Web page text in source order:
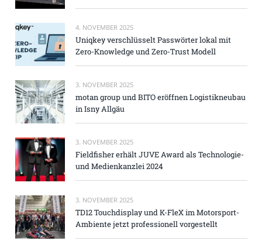
4. NOVEMBER 2025
Uniqkey verschlüsselt Passwörter lokal mit
Zero-Knowledge und Zero-Trust Modell
3. NOVEMBER 2025
motan group und BITO eröffnen Logistikneubau
in Isny Allgäu
3. NOVEMBER 2025
Fieldfisher erhält JUVE Award als Technologie-
und Medienkanzlei 2024
3. NOVEMBER 2025
TD12 Touchdisplay und K-FleX im Motorsport-
Ambiente jetzt professionell vorgestellt